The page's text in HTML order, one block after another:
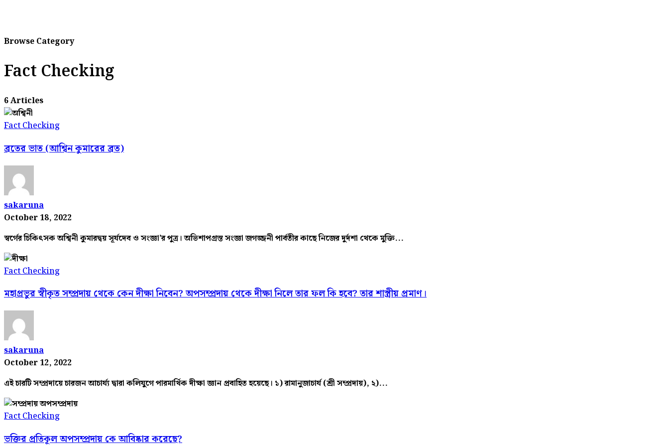
Browse Category
Fact Checking
6 Articles
Fact Checking
ব্রতের ভাত (আশ্বিন কুমারের ব্রত)
sakaruna
October 18, 2022
স্বর্গের চিকিৎসক অশ্বিনী কুমারদ্বয় সূর্যদেব ও সংজ্ঞা’র পুত্র। অভিশাপগ্রস্ত সংজ্ঞা জগজ্জনী পার্বতীর কাছে নিজের দুর্দশা থেকে মুক্তি...
Fact Checking
মহাপ্রভুর স্বীকৃত সম্প্রদায় থেকে কেন দীক্ষা নিবেন? অপসম্প্রদায় থেকে দীক্ষা নিলে তার ফল কি হবে? তার শাস্ত্রীয় প্রমাণ।
sakaruna
October 12, 2022
এই চারটি সম্প্রদায়ে চারজন আচার্য্য দ্বারা কলিযুগে পারমার্থিক দীক্ষা জ্ঞান প্রবাহিত হয়েছে। ১) রামানুজাচার্য (শ্রী সম্প্রদায়), ২)...
Fact Checking
ভক্তির প্রতিকূল অপসম্প্রদায় কে আবিষ্কার করেছে?